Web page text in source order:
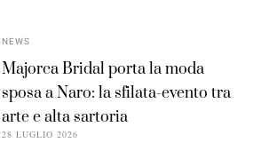
NEWS
Majorca Bridal porta la moda
sposa a Naro: la sfilata-evento tra
arte e alta sartoria
28 LUGLIO 2026